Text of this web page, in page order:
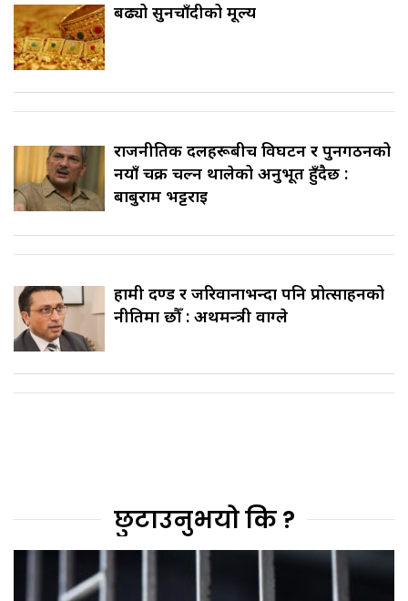
बढ्यो सुनचाँदीको मूल्य
राजनीतिक दलहरूबीच विघटन र पुनर्गठनको
नयाँ चक्र चल्न थालेको अनुभूत हुँदैछ :
बाबुराम भट्टराई
हामी दण्ड र जरिवानाभन्दा पनि प्रोत्साहनको
नीतिमा छौँ : अर्थमन्त्री वाग्ले
छुटाउनुभयो कि ?